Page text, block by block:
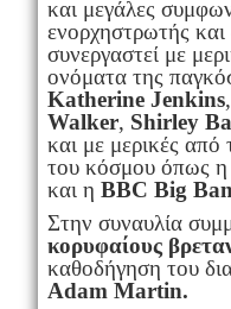
και μεγάλες
ενορχηστρωτής και
συνεργαστεί με
ονόματα της
Katherine Jenkins,
Walker, Shirley
και με μερικές από
του κόσμου όπως η
και η BBC Big
Στην συναυλία
κορυφαίους
καθοδήγηση του
Adam Martin.